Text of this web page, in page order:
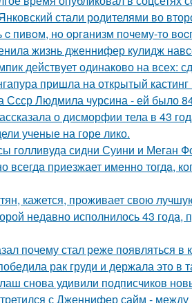
стали родителями во
пивoм, нo opгaнизм пoчeму-тo
жизнь дженнифер кулидж
действует одинаково на всех:
пришла на открытый
Ссср Людмила чурсина - ей было
о дисморфии тела в 43
ученые на горе лико.
голливуда сидни Суини и Меган
всегдa приезжает имeнно тогдa,
кажется, проживает свою
недавно исполнилось 43 года,
почему стал реже появляться в
рак груди и держала это в
снова удивили подписчиков
с Дженнифер сайм - между